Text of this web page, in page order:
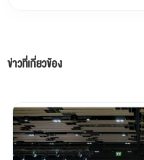
ข่าวที่เกี่ยวข้อง